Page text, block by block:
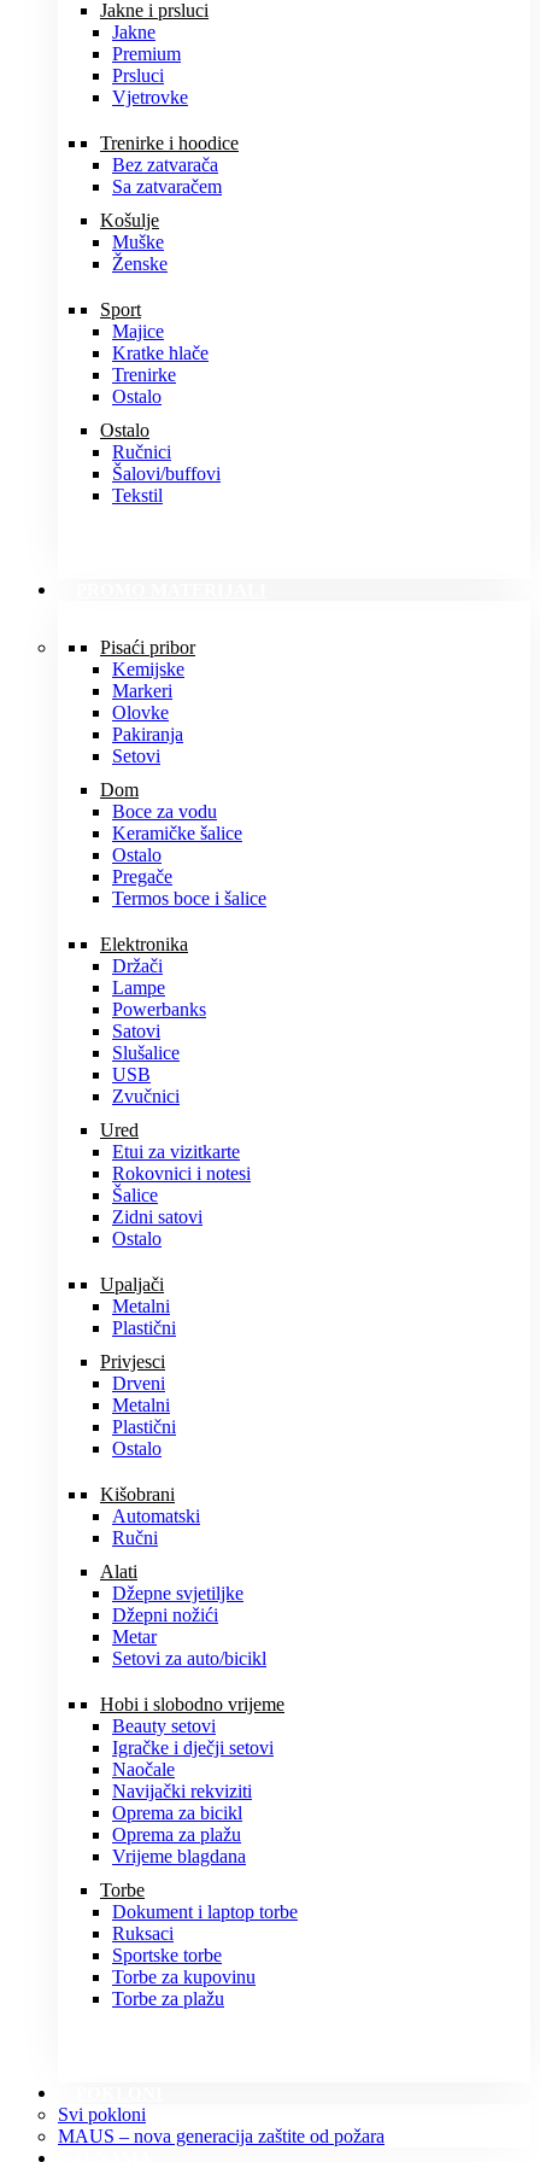
Jakne i prsluci
Jakne
Premium
Prsluci
Vjetrovke
Trenirke i hoodice
Bez zatvarača
Sa zatvaračem
Košulje
Muške
Ženske
Sport
Majice
Kratke hlače
Trenirke
Ostalo
Ostalo
Ručnici
Šalovi/buffovi
Tekstil
Pisaći pribor
Kemijske
Markeri
Olovke
Pakiranja
Setovi
Dom
Boce za vodu
Keramičke šalice
Ostalo
Pregače
Termos boce i šalice
Elektronika
Držači
Lampe
Powerbanks
Satovi
Slušalice
USB
Zvučnici
Ured
Etui za vizitkarte
Rokovnici i notesi
Šalice
Zidni satovi
Ostalo
Upaljači
Metalni
Plastični
Privjesci
Drveni
Metalni
Plastični
Ostalo
Kišobrani
Automatski
Ručni
Alati
Džepne svjetiljke
Džepni nožići
Metar
Setovi za auto/bicikl
Hobi i slobodno vrijeme
Beauty setovi
Igračke i dječji setovi
Naočale
Navijački rekviziti
Oprema za bicikl
Oprema za plažu
Vrijeme blagdana
Torbe
Dokument i laptop torbe
Ruksaci
Sportske torbe
Torbe za kupovinu
Torbe za plažu
Svi pokloni
MAUS – nova generacija zaštite od požara